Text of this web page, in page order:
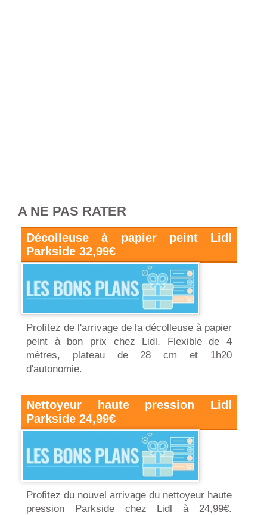
A NE PAS RATER
Décolleuse à papier peint Lidl
Parkside 32,99€
Profitez de l'arrivage de la décolleuse à papier
peint à bon prix chez Lidl. Flexible de 4
mètres, plateau de 28 cm et 1h20
d'autonomie.
Nettoyeur haute pression Lidl
Parkside 24,99€
Profitez du nouvel arrivage du nettoyeur haute
pression Parkside chez Lidl à 24,99€.